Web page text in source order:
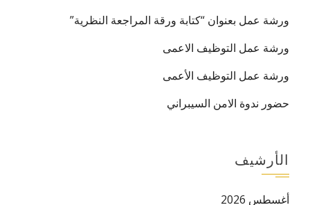
ورشة عمل بعنوان “كتابة ورقة المراجعة النظرية”
ورشة عمل التوظيف الاعمى
ورشة عمل التوظيف الأعمى
حضور ندوة الامن السيبراني
الأرشيف
أغسطس 2026